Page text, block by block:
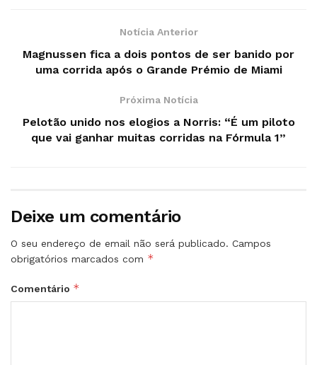
Notícia Anterior
Magnussen fica a dois pontos de ser banido por
uma corrida após o Grande Prémio de Miami
Próxima Notícia
Pelotão unido nos elogios a Norris: “É um piloto
que vai ganhar muitas corridas na Fórmula 1”
Deixe um comentário
O seu endereço de email não será publicado. Campos
obrigatórios marcados com *
Comentário *